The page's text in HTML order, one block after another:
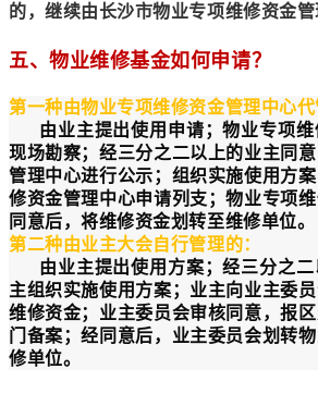
的，继续由长沙市物业专项维修资金管
五、物业维修基金如何申请？
第一种由物业专项维修资金管理中心
由业主提出使用申请；物业专项
现场勘察；经三分之二以上的业主同
管理中心进行公示；组织实施使用方
修资金管理中心申请列支；物业专项
同意后，将维修资金划转至维修单位。
第二种由业主大会自行管理的：
由业主提出使用方案；经三分之
主组织实施使用方案；业主向业主委
维修资金；业主委员会审核同意，报
门备案；经同意后，业主委员会划转
修单位。